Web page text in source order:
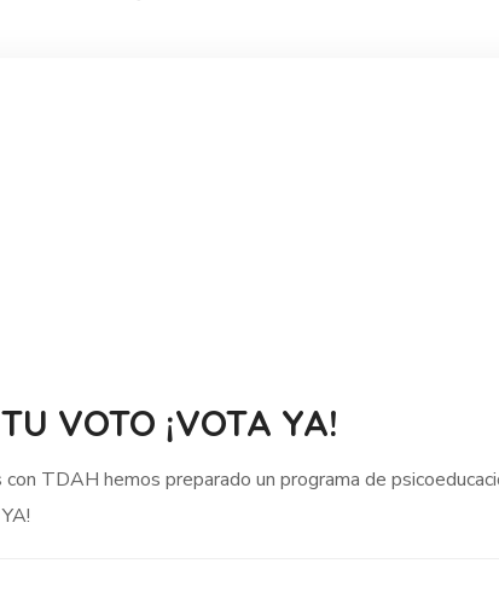
VOTO ¡VOTA YA!
TDAH hemos preparado un programa de